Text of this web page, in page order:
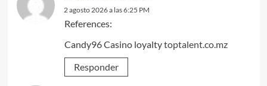
2 agosto 2026 a las 6:25 PM
References:
Candy96 Casino loyaltytoptalent.co.mz
Responder